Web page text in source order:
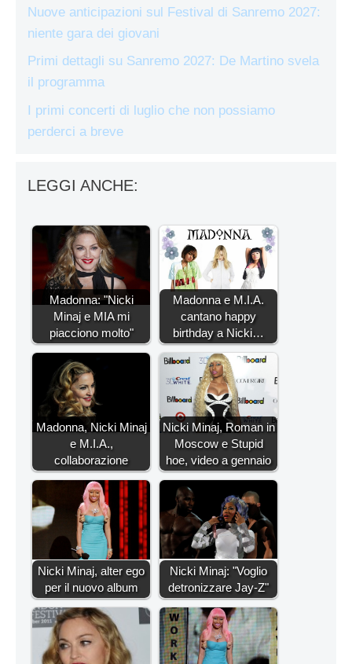
Nuove anticipazioni sul Festival di Sanremo 2027:
niente gara dei giovani
Primi dettagli su Sanremo 2027: De Martino svela
il programma
I primi concerti di luglio che non possiamo
perderci a breve
LEGGI ANCHE:
Madonna: "Nicki
Minaj e MIA mi
piacciono molto"
Madonna e M.I.A.
cantano happy
birthday a Nicki…
Madonna, Nicki Minaj
e M.I.A.,
collaborazione
Nicki Minaj, Roman in
Moscow e Stupid
hoe, video a gennaio
Nicki Minaj, alter ego
per il nuovo album
Nicki Minaj: "Voglio
detronizzare Jay-Z"